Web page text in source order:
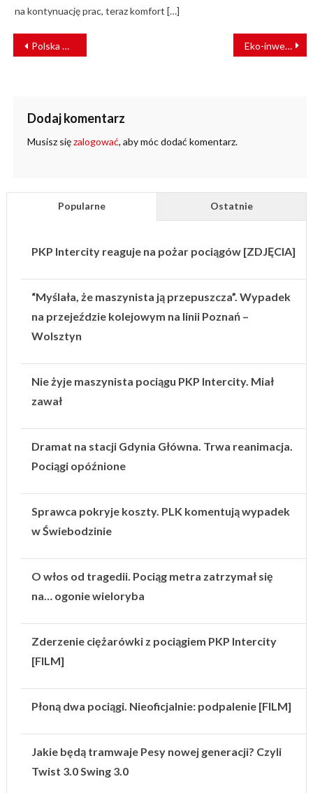
na kontynuację prac, teraz komfort […]
NAWIGACJA
WPISU
Polska wyda list gończy za dywersantami Eko-inwestycja POLREGIO: nowoczesna myjnia pojazdów w Szczecinie
Dodaj komentarz
Musisz sięzalogować, aby móc dodać komentarz.
Popularne Ostatnie
PKP Intercity reaguje na pożar pociągów [ZDJĘCIA]
“Myślała, że maszynista ją przepuszcza”. Wypadek
na przejeździe kolejowym na linii Poznań –
Wolsztyn
Nie żyje maszynista pociągu PKP Intercity. Miał
zawał
Dramat na stacji Gdynia Główna. Trwa reanimacja.
Pociągi opóźnione
Sprawca pokryje koszty. PLK komentują wypadek
w Świebodzinie
O włos od tragedii. Pociąg metra zatrzymał się
na… ogonie wieloryba
Zderzenie ciężarówki z pociągiem PKP Intercity
[FILM]
Płoną dwa pociągi. Nieoficjalnie: podpalenie [FILM]
Jakie będą tramwaje Pesy nowej generacji? Czyli
Twist 3.0 Swing 3.0